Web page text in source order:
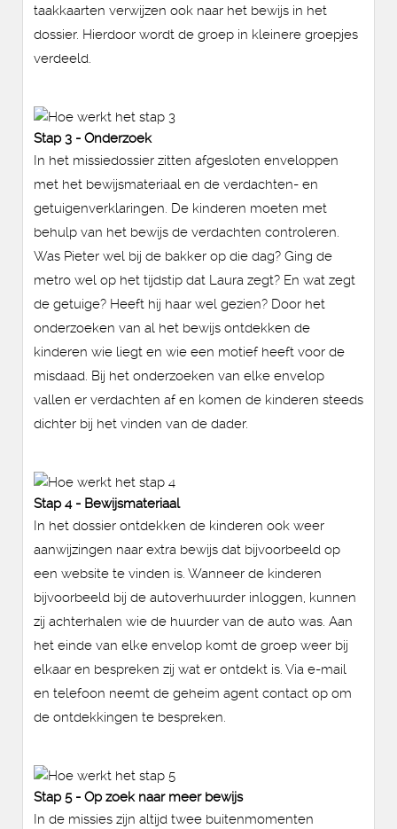
taakkaarten verwijzen ook naar het bewijs in het
dossier. Hierdoor wordt de groep in kleinere groepjes
verdeeld.
Stap 3 - Onderzoek
In het missiedossier zitten afgesloten enveloppen
met het bewijsmateriaal en de verdachten- en
getuigenverklaringen. De kinderen moeten met
behulp van het bewijs de verdachten controleren.
Was Pieter wel bij de bakker op die dag? Ging de
metro wel op het tijdstip dat Laura zegt? En wat zegt
de getuige? Heeft hij haar wel gezien? Door het
onderzoeken van al het bewijs ontdekken de
kinderen wie liegt en wie een motief heeft voor de
misdaad. Bij het onderzoeken van elke envelop
vallen er verdachten af en komen de kinderen steeds
dichter bij het vinden van de dader.
Stap 4 - Bewijsmateriaal
In het dossier ontdekken de kinderen ook weer
aanwijzingen naar extra bewijs dat bijvoorbeeld op
een website te vinden is. Wanneer de kinderen
bijvoorbeeld bij de autoverhuurder inloggen, kunnen
zij achterhalen wie de huurder van de auto was. Aan
het einde van elke envelop komt de groep weer bij
elkaar en bespreken zij wat er ontdekt is. Via e-mail
en telefoon neemt de geheim agent contact op om
de ontdekkingen te bespreken.
Stap 5 - Op zoek naar meer bewijs
In de missies zijn altijd twee buitenmomenten